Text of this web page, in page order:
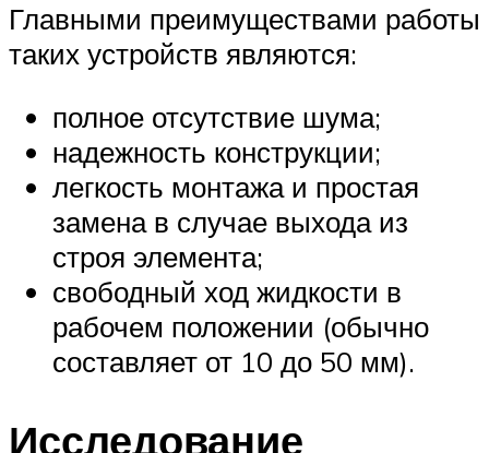
Главными преимуществами работы
таких устройств являются:
полное отсутствие шума;
надежность конструкции;
легкость монтажа и простая
замена в случае выхода из
строя элемента;
свободный ход жидкости в
рабочем положении (обычно
составляет от 10 до 50 мм).
Исследование